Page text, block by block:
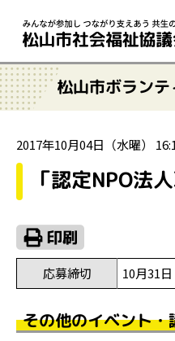
松山市ボラン
2017年10月04日（水曜）
「認定NPO法
応募締切 10月31
その他のイベント